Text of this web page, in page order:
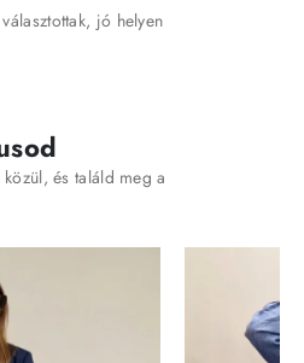
jó helyen
és találd meg a